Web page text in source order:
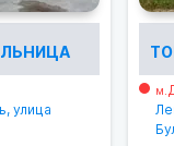
улица
м.